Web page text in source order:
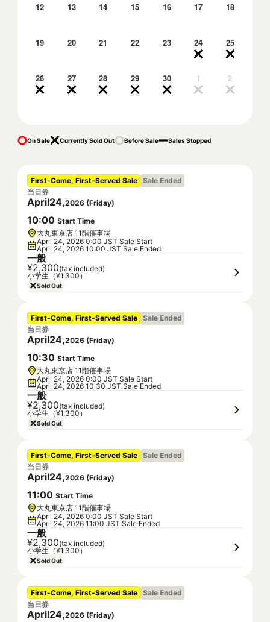
12 13 14 15 16 17 18
19 20 21 22 23 24 25
26 27 28 29 30 1 2
On Sale Currently Sold Out Before Sale Sales Stopped
First-Come, First-Served Sale Sale Ended
当日券
April24,2026 (Friday)
10:00 Start Time
大丸東京店 11階催事場
April 24, 2026 0:00 JST Sale Start
April 24, 2026 10:00 JST Sale Ended
一般
¥2,300(tax included)
小学生（¥1,300）
Sold Out
First-Come, First-Served Sale Sale Ended
当日券
April24,2026 (Friday)
10:30 Start Time
大丸東京店 11階催事場
April 24, 2026 0:00 JST Sale Start
April 24, 2026 10:30 JST Sale Ended
一般
¥2,300(tax included)
小学生（¥1,300）
Sold Out
First-Come, First-Served Sale Sale Ended
当日券
April24,2026 (Friday)
11:00 Start Time
大丸東京店 11階催事場
April 24, 2026 0:00 JST Sale Start
April 24, 2026 11:00 JST Sale Ended
一般
¥2,300(tax included)
小学生（¥1,300）
Sold Out
First-Come, First-Served Sale Sale Ended
当日券
April24,2026 (Friday)